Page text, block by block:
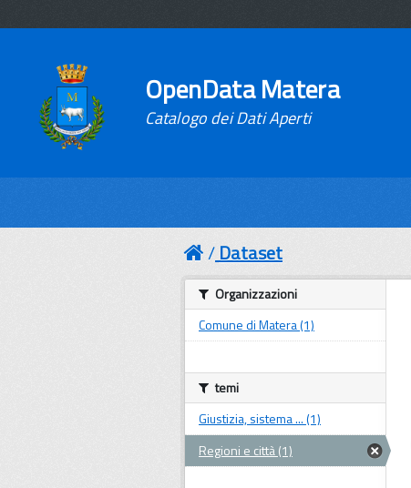
OpenData Matera
Catalogo dei Dati Aperti
Dataset
Organizzazioni
Comune di Matera (1)
temi
Giustizia, sistema ... (1)
Regioni e città (1)